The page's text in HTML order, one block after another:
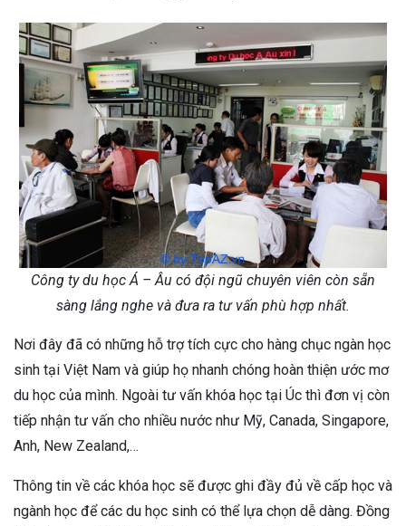
Công ty du học Á – Âu có đội ngũ chuyên viên còn sẵn
sàng lắng nghe và đưa ra tư vấn phù hợp nhất.
Nơi đây đã có những hỗ trợ tích cực cho hàng chục ngàn học
sinh tại Việt Nam và giúp họ nhanh chóng hoàn thiện ước mơ
du học của mình. Ngoài tư vấn khóa học tại Úc thì đơn vị còn
tiếp nhận tư vấn cho nhiều nước như Mỹ, Canada, Singapore,
Anh, New Zealand,…
Thông tin về các khóa học sẽ được ghi đầy đủ về cấp học và
ngành học để các du học sinh có thể lựa chọn dễ dàng. Đồng